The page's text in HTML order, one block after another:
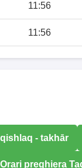
11:56
11:56
- takhār
Orari preghiera